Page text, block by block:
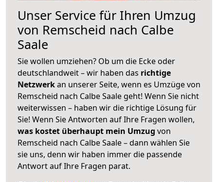
Unser Service für Ihren Umzug
von Remscheid nach Calbe
Saale
Sie wollen umziehen? Ob um die Ecke oder
deutschlandweit – wir haben das richtige
Netzwerkan unserer Seite, wenn es Umzüge von
Remscheid nach Calbe Saale geht! Wenn Sie nicht
weiterwissen – haben wir die richtige Lösung für
Sie! Wenn Sie Antworten auf Ihre Fragen wollen,
was kostet überhaupt mein Umzug von
Remscheid nach Calbe Saale – dann wählen Sie
sie uns, denn wir haben immer die passende
Antwort auf Ihre Fragen parat.